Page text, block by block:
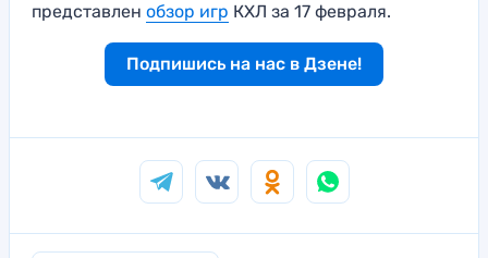
представлен обзор игр КХЛ за 17 февраля.
Подпишись на нас в Дзене!